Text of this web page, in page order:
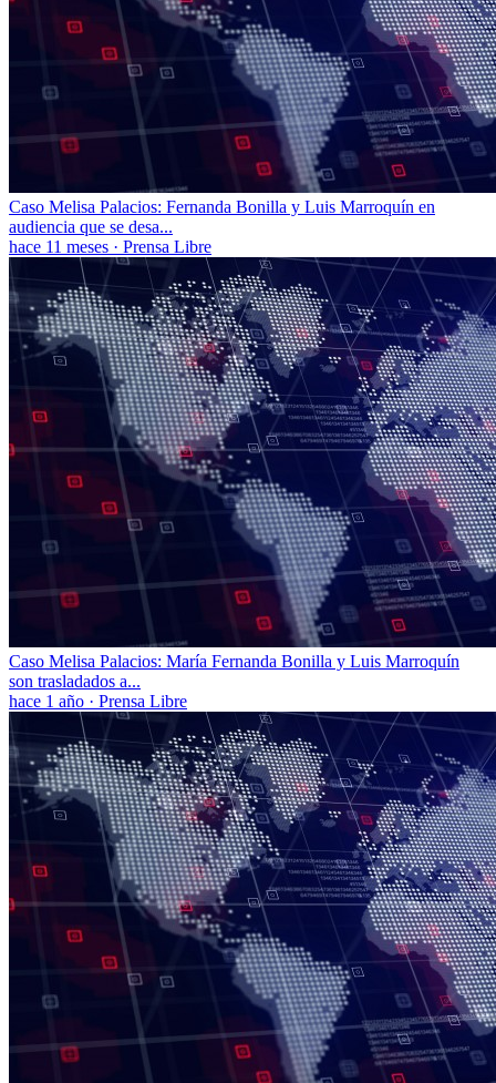
Caso Melisa Palacios: Fernanda Bonilla y Luis Marroquín en
audiencia que se desa...
hace 11 meses · Prensa Libre
Caso Melisa Palacios: María Fernanda Bonilla y Luis Marroquín
son trasladados a...
hace 1 año · Prensa Libre